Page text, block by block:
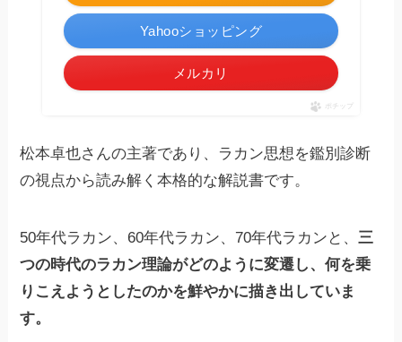
Yahooショッピング
メルカリ
ポチップ
松本卓也さんの主著であり、ラカン思想を鑑別診断
の視点から読み解く本格的な解説書です。
50年代ラカン、60年代ラカン、70年代ラカンと、三
つの時代のラカン理論がどのように変遷し、何を乗
りこえようとしたのかを鮮やかに描き出していま
す。